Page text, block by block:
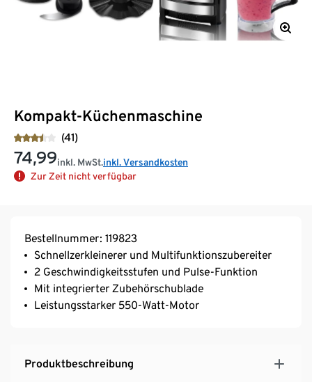
Kompakt-Küchenmaschine
(41)
74,99inkl. MwSt.inkl. Versandkosten
Zur Zeit nicht verfügbar
Bestellnummer: 119823
Schnellzerkleinerer und Multifunktionszubereiter
2 Geschwindigkeitsstufen und Pulse-Funktion
Mit integrierter Zubehörschublade
Leistungsstarker 550-Watt-Motor
Produktbeschreibung